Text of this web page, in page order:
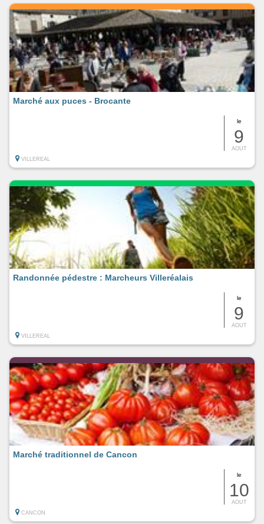
le
9
AOUT
Marché aux puces - Brocante
VILLEREAL
le
9
AOUT
Randonnée pédestre : Marcheurs Villeréalais
VILLEREAL
le
10
AOUT
Marché traditionnel de Cancon
CANCON